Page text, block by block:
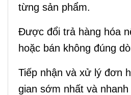
từng sản phẩm.
Được đổi trả hàng hóa
hoặc bán không đúng
Tiếp nhận và xử lý đơn
gian sớm nhất và nhanh